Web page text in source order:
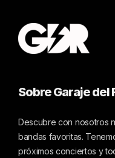
Sobre Garaje del
Descubre con nosotros
bandas favoritas.
próximos conciertos y